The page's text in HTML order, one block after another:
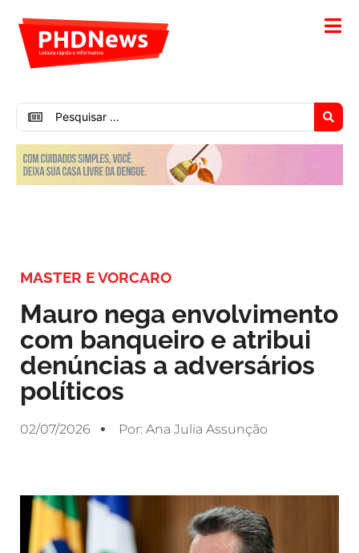
MASTER E VORCARO
Mauro nega envolvimento
com banqueiro e atribui
denúncias a adversários
políticos
02/07/2026 Por: Ana Julia Assunção